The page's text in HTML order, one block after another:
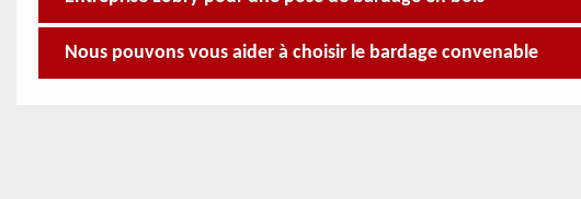
Nous pouvons vous aider à choisir le bardage convenable